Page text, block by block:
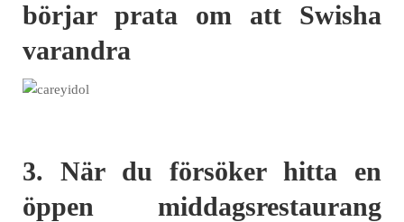
börjar prata om att Swisha
varandra
3. När du försöker hitta en
öppen middagsrestaurang